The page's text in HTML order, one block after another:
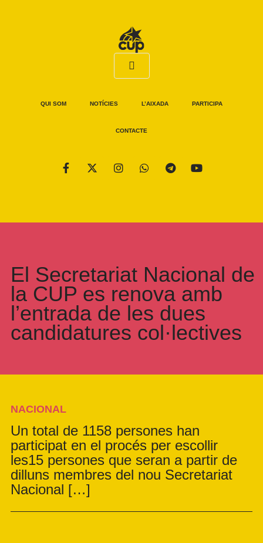
QUI SOM NOTÍCIES L’AIXADA PARTICIPA
CONTACTE
El Secretariat Nacional de
la CUP es renova amb
l’entrada de les dues
candidatures col·lectives
NACIONAL
Un total de 1158 persones han
participat en el procés per escollir
les15 persones que seran a partir de
dilluns membres del nou Secretariat
Nacional […]